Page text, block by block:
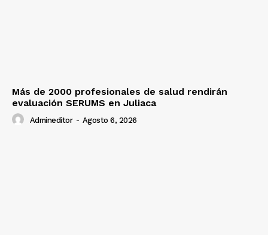
Más de 2000 profesionales de salud rendirán
evaluación SERUMS en Juliaca
Admineditor - Agosto 6, 2026